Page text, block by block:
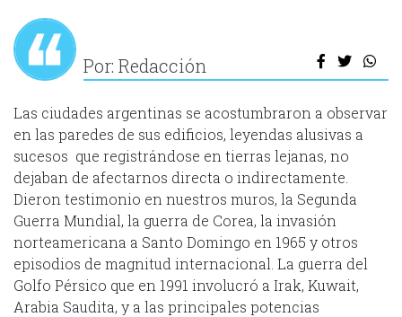
Por: Redacción
Las ciudades argentinas se acostumbraron a observar
en las paredes de sus edificios, leyendas alusivas a
sucesos que registrándose en tierras lejanas, no
dejaban de afectarnos directa o indirectamente.
Dieron testimonio en nuestros muros, la Segunda
Guerra Mundial, la guerra de Corea, la invasión
norteamericana a Santo Domingo en 1965 y otros
episodios de magnitud internacional. La guerra del
Golfo Pérsico que en 1991 involucró a Irak, Kuwait,
Arabia Saudita, y a las principales potencias